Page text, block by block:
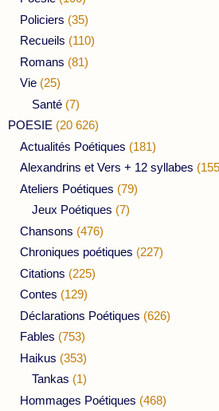
Policiers (35)
Recueils (110)
Romans (81)
Vie (25)
Santé (7)
POESIE (20 626)
Actualités Poétiques (181)
Alexandrins et Vers + 12 syllabes
Ateliers Poétiques (79)
Jeux Poétiques (7)
Chansons (476)
Chroniques poétiques (227)
Citations (225)
Contes (129)
Déclarations Poétiques (626)
Fables (753)
Haikus (353)
Tankas (1)
Hommages Poétiques (468)